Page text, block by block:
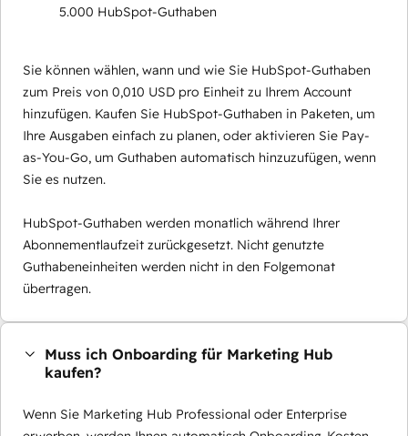
5.000 HubSpot-Guthaben
Sie können wählen, wann und wie Sie HubSpot-Guthaben
zum Preis von 0,010 USD pro Einheit zu Ihrem Account
hinzufügen. Kaufen Sie HubSpot-Guthaben in Paketen, um
Ihre Ausgaben einfach zu planen, oder aktivieren Sie Pay-
as-You-Go, um Guthaben automatisch hinzuzufügen, wenn
Sie es nutzen.
HubSpot-Guthaben werden monatlich während Ihrer
Abonnementlaufzeit zurückgesetzt. Nicht genutzte
Guthabeneinheiten werden nicht in den Folgemonat
übertragen.
Muss ich Onboarding für Marketing Hub
kaufen?
Wenn Sie Marketing Hub Professional oder Enterprise